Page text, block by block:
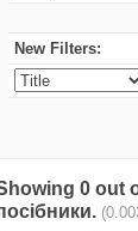
New Filters:
0 out